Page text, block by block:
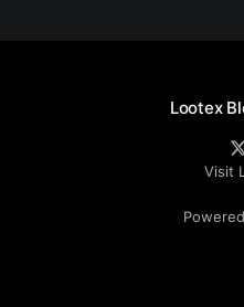
Lootex
Visit